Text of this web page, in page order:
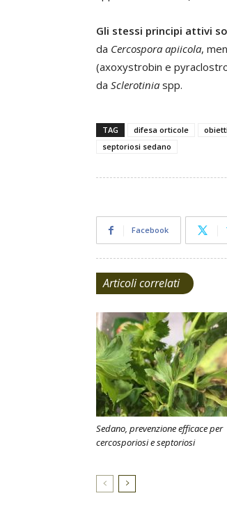
Gli stessi principi attivi
da Cercospora apiicola,
(axoxystrobin e
da Sclerotinia spp.
TAG difesa orticole
septoriosi sedano
Facebook
Articoli correlati
Sedano, prevenzione efficace per
cercosporiosi e septoriosi